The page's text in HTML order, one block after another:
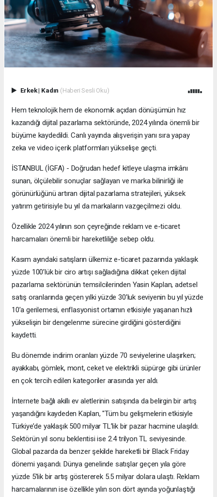
Erkek| Kadın (Haberi Sesli Oku)
Hem teknolojik hem de ekonomik açıdan dönüşümün hız
kazandığı dijital pazarlama sektöründe, 2024 yılında önemli bir
büyüme kaydedildi. Canlı yayında alışverişin yanı sıra yapay
zeka ve video içerik platformları yükselişe geçti.
İSTANBUL (İGFA) - Doğrudan hedef kitleye ulaşma imkânı
sunan, ölçülebilir sonuçlar sağlayan ve marka bilinirliği ile
görünürlüğünü artıran dijital pazarlama stratejileri, yüksek
yatırım getirisiyle bu yıl da markaların vazgeçilmezi oldu.
Özellikle 2024 yılının son çeyreğinde reklam ve e-ticaret
harcamaları önemli bir hareketliliğe sebep oldu.
Kasım ayındaki satışların ülkemiz e-ticaret pazarında yaklaşık
yüzde 100’lük bir ciro artışı sağladığına dikkat çeken dijital
pazarlama sektörünün temsilcilerinden Yasin Kaplan, adetsel
satış oranlarında geçen yılki yüzde 30’luk seviyenin bu yıl yüzde
10’a gerilemesi, enflasyonist ortamın etkisiyle yaşanan hızlı
yükselişin bir dengelenme sürecine girdiğini gösterdiğini
kaydetti.
Bu dönemde indirim oranları yüzde 70 seviyelerine ulaşırken;
ayakkabı, gömlek, mont, ceket ve elektrikli süpürge gibi ürünler
en çok tercih edilen kategoriler arasında yer aldı.
İnternete bağlı akıllı ev aletlerinin satışında da belirgin bir artış
yaşandığını kaydeden Kaplan, "Tüm bu gelişmelerin etkisiyle
Türkiye’de yaklaşık 500 milyar TL’lik bir pazar hacmine ulaşıldı.
Sektörün yıl sonu beklentisi ise 2.4 trilyon TL seviyesinde.
Global pazarda da benzer şekilde hareketli bir Black Friday
dönemi yaşandı. Dünya genelinde satışlar geçen yıla göre
yüzde 5’lik bir artış göstererek 5.5 milyar dolara ulaştı. Reklam
harcamalarının ise özellikle yılın son dört ayında yoğunlaştığı